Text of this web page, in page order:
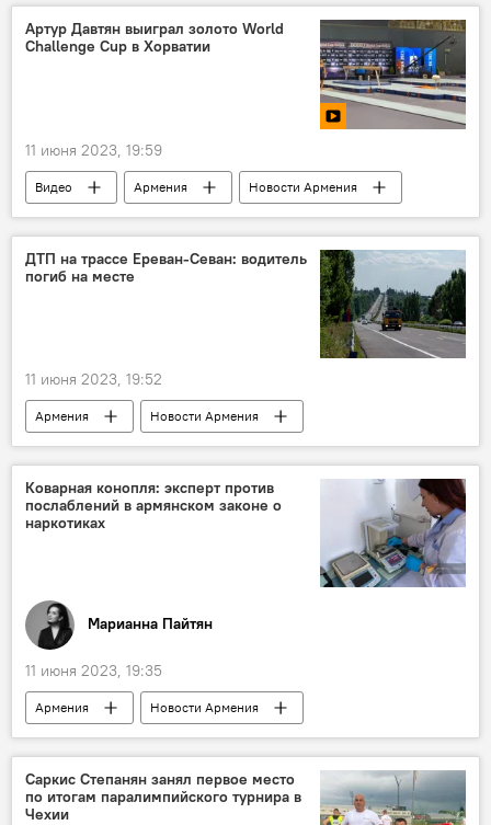
режим прекращения огня
Артур Давтян выиграл золото World
Challenge Cup в Хорватии
11 июня 2023, 19:59
Видео Армения
Новости Армения
Общество
Спорт
золото
Артур Давтян
Хорватия
ДТП на трассе Ереван-Севан: водитель
погиб на месте
11 июня 2023, 19:52
Армения
Новости Армения
Общество
Ереван
Севан
Коварная конопля: эксперт против
послаблений в армянском законе о
наркотиках
Марианна Пайтян
11 июня 2023, 19:35
Армения
Новости Армения
наркотики
марихуана
лаборатория
Саркис Степанян занял первое место
по итогам паралимпийского турнира в
Чехии